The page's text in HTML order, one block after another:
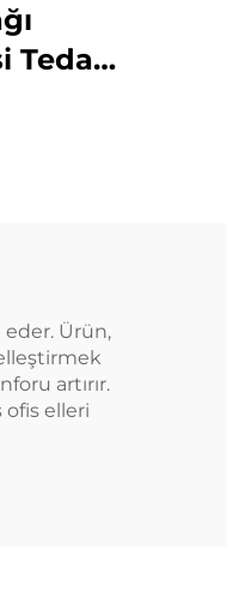
Tedavi
eder. Ürün,
artırır.
ofis elleri